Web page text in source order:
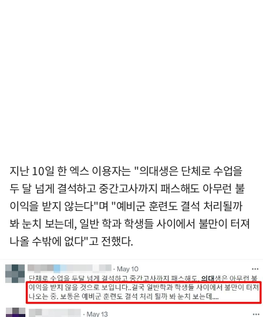
지난 10일 한 엑스 이용자는 "의대생은 단체로 수업을
두 달 넘게 결석하고 중간고사까지 패스해도 아무런 불
이익을 받지 않는다"며 "예비군 훈련도 결석 처리될까
봐 눈치 보는데, 일반 학과 학생들 사이에서 불만이 터져
나올 수밖에 없다"고 전했다.